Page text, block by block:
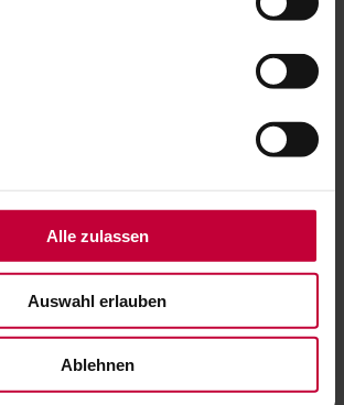
Alle zulassen
Auswahl erlauben
Ablehnen
Aluminium
und langlebig – für mittlere und
44, 53 und 56 mm
in glatter Ausführung möglich für eine
(passt optisch perfekt zur Zetra Lamelle